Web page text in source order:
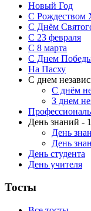
Новый Год
С Рождеством
С Днём
С 23 февраля
C 8 марта
С Днем
На Пасху
С днем
С днём
З днем
День знаний -
День
День
День студента
День учителя
Тосты